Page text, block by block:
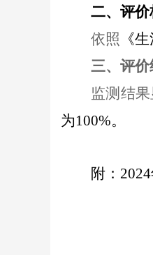
二、评
依照 《
三、评价
监测结果
为100%。
附： 2024